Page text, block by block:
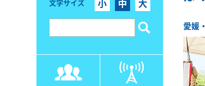
文字サイズ 小 中 大
愛媛